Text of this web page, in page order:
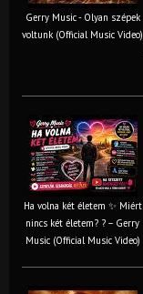
Gerry Music - Olyan szépek
voltunk (Official Music Video)
Ha volna két életem ✨ Miért
nincs két életem? ? – Gerry
Music (Official Music Video)